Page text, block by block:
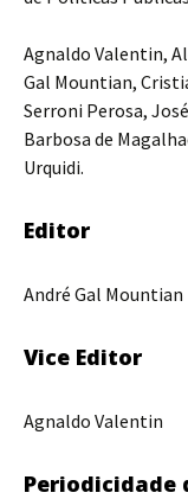
Agnaldo Valentin,
Gal Mountian,
Serroni Perosa,
Barbosa de
Urquidi.
Editor
André Gal Mountian
Vice Editor
Agnaldo Valentin
Periodicidade